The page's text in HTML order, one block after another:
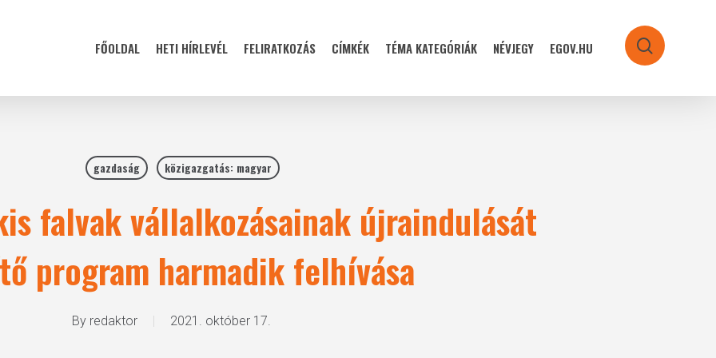
FŐOLDAL HETI HÍRLEVÉL FELIRATKOZÁS CÍMKÉK TÉMA KATEGÓRIÁK NÉVJEGY EGOV.HU search
gazdaság közigazgatás: magyar
falvak vállalkozásainak újraindulását
program harmadik felhívása
By redaktor 2021. október 17.